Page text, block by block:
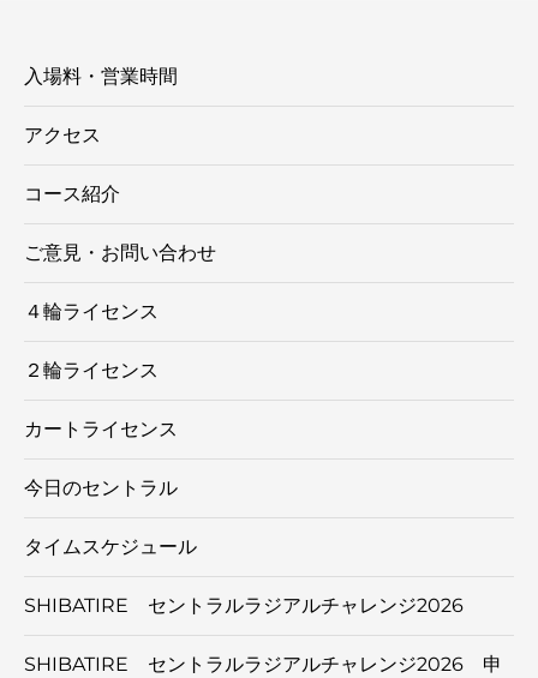
入場料・営業時間
アクセス
コース紹介
ご意見・お問い合わせ
４輪ライセンス
２輪ライセンス
カートライセンス
今日のセントラル
タイムスケジュール
SHIBATIRE セントラルラジアルチャレンジ2026
SHIBATIRE セントラルラジアルチャレンジ2026 申